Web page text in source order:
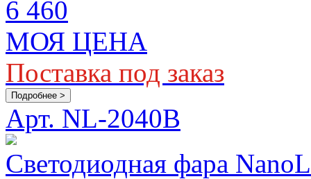
6 460
МОЯ ЦЕНА
Поставка под заказ
Подробнее >
Арт. NL-2040B
Светодиодная фара